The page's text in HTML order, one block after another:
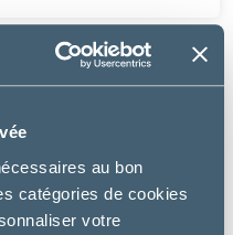
au bon
catégories de cookies
votre